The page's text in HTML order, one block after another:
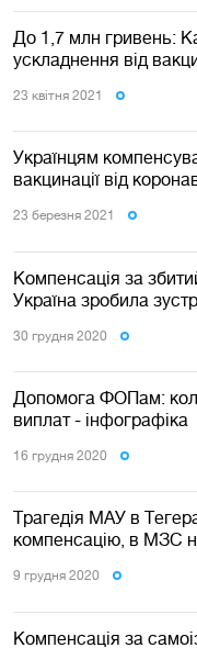
До 1,7 млн гривень:
ускладнення від
23 квiтня 2021
Українцям
вакцинації від
23 березня 2021
Компенсація за
Україна зробила
30 грудня 2020
Допомога ФОПам:
виплат - інфографіка
16 грудня 2020
Трагедія МАУ в
компенсацію, в МЗС
9 грудня 2020
Компенсація за